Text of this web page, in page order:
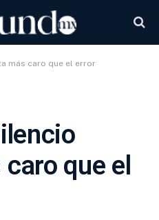
más caro que el error
que el